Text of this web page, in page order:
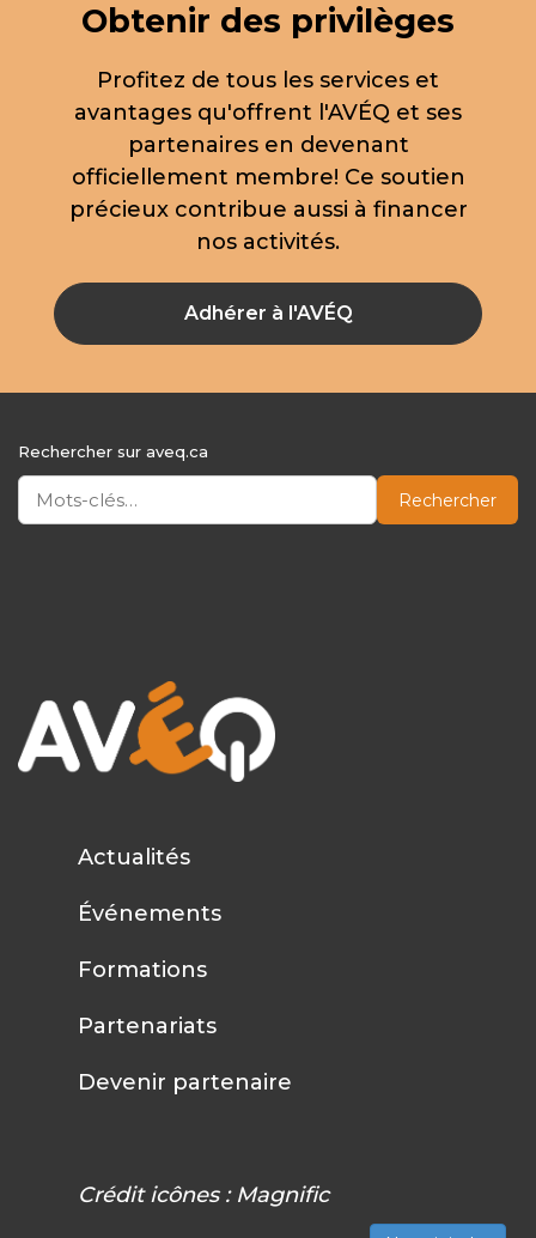
Obtenir des privilèges
Profitez de tous les services et
avantages qu'offrent l'AVÉQ et ses
partenaires en devenant
officiellement membre! Ce soutien
précieux contribue aussi à financer
nos activités.
Adhérer à l'AVÉQ
Rechercher sur aveq.ca
Rechercher
Actualités
Événements
Formations
Partenariats
Devenir partenaire
Crédit icônes : Magnific